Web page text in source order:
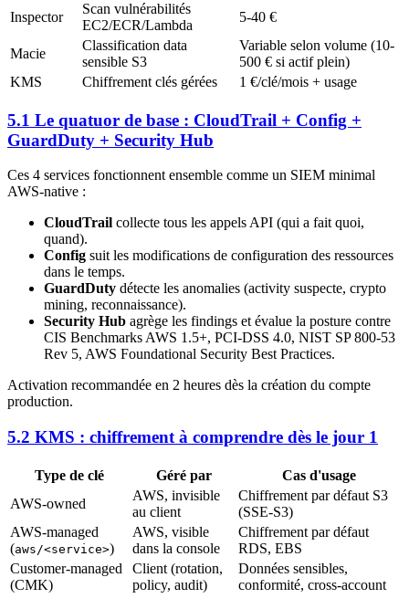
Inspector
Scan vulnérabilités
EC2/ECR/Lambda
5-40 €
Macie
Classification data
sensible S3
Variable selon volume (10-
500 € si actif plein)
KMS
Chiffrement clés gérées 1 €/clé/mois + usage
5.1 Le quatuor de base : CloudTrail + Config +
GuardDuty + Security Hub
Ces 4 services fonctionnent ensemble comme un SIEM minimal
AWS-native :
CloudTrail collecte tous les appels API (qui a fait quoi,
quand).
Config suit les modifications de configuration des ressources
dans le temps.
GuardDuty détecte les anomalies (activity suspecte, crypto
mining, reconnaissance).
Security Hub agrège les findings et évalue la posture contre
CIS Benchmarks AWS 1.5+, PCI-DSS 4.0, NIST SP 800-53
Rev 5, AWS Foundational Security Best Practices.
Activation recommandée en 2 heures dès la création du compte
production.
5.2 KMS : chiffrement à comprendre dès le jour 1
Type de clé Géré par
Cas d'usage
AWS-owned
AWS, invisible
au client
Chiffrement par défaut S3
(SSE-S3)
AWS-managed
(aws/<service>)
AWS, visible
dans la console
Chiffrement par défaut
RDS, EBS
Customer-managed
(CMK)
Client (rotation,
policy, audit)
Données sensibles,
conformité, cross-account